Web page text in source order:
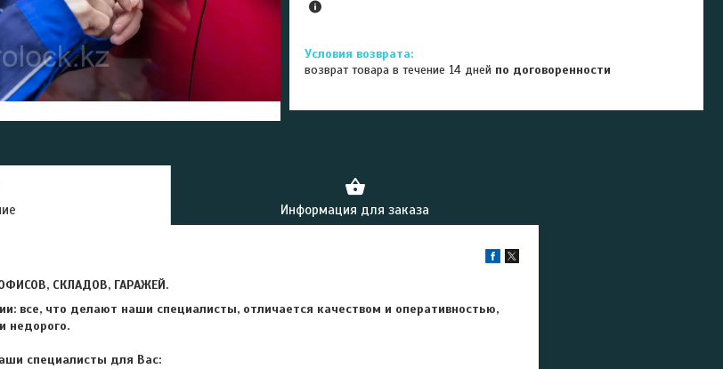
возврат товара в течение 14 дней по договоренности
Информация для заказа
СКЛАДОВ, ГАРАЖЕЙ.
все, что делают наши специалисты, отличается качеством и оперативностью,
недорого.
специалисты для Вас: